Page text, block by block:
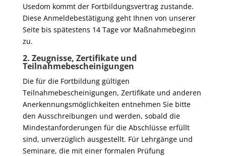
Usedom kommt der Fortbildungsvertrag zustande.
Diese Anmeldebestätigung geht Ihnen von unserer
Seite bis spätestens 14 Tage vor Maßnahmebeginn
zu.
2. Zeugnisse, Zertifikate und
Teilnahmebescheinigungen
Die für die Fortbildung gültigen
Teilnahmebescheinigungen, Zertifikate und anderen
Anerkennungsmöglichkeiten entnehmen Sie bitte
den Ausschreibungen und werden, sobald die
Mindestanforderungen für die Abschlüsse erfüllt
sind, unverzüglich ausgestellt. Für Lehrgänge und
Seminare, die mit einer formalen Prüfung